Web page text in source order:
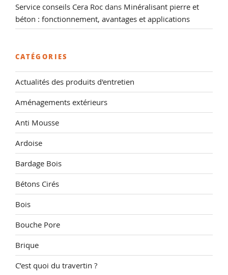
Service conseils Cera Roc dans Minéralisant pierre et
béton : fonctionnement, avantages et applications
CATÉGORIES
Actualités des produits d'entretien
Aménagements extérieurs
Anti Mousse
Ardoise
Bardage Bois
Bétons Cirés
Bois
Bouche Pore
Brique
C’est quoi du travertin ?